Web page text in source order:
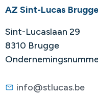
AZ Sint-Lucas Brugge
Sint-Lucaslaan 29
8310 Brugge
info@stlucas.be